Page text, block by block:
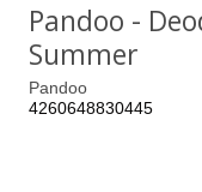
Pandoo -
Summer
Pandoo
4260648830445